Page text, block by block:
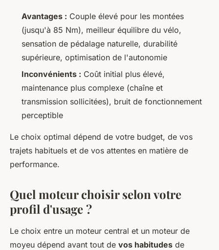
Avantages : Couple élevé pour les montées
(jusqu'à 85 Nm), meilleur équilibre du vélo,
sensation de pédalage naturelle, durabilité
supérieure, optimisation de l'autonomie
Inconvénients : Coût initial plus élevé,
maintenance plus complexe (chaîne et
transmission sollicitées), bruit de fonctionnement
perceptible
Le choix optimal dépend de votre budget, de vos
trajets habituels et de vos attentes en matière de
performance.
Quel moteur choisir selon votre
profil d'usage ?
Le choix entre un moteur central et un moteur de
moyeu dépend avant tout de vos habitudes de